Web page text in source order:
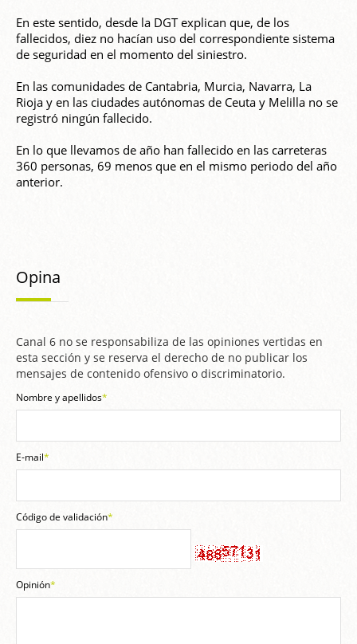
En este sentido, desde la DGT explican que, de los
fallecidos, diez no hacían uso del correspondiente sistema
de seguridad en el momento del siniestro.
En las comunidades de Cantabria, Murcia, Navarra, La
Rioja y en las ciudades autónomas de Ceuta y Melilla no se
registró ningún fallecido.
En lo que llevamos de año han fallecido en las carreteras
360 personas, 69 menos que en el mismo periodo del año
anterior.
Opina
Canal 6 no se responsabiliza de las opiniones vertidas en
esta sección y se reserva el derecho de no publicar los
mensajes de contenido ofensivo o discriminatorio.
Nombre y apellidos*
E-mail*
Código de validación*
Opinión*